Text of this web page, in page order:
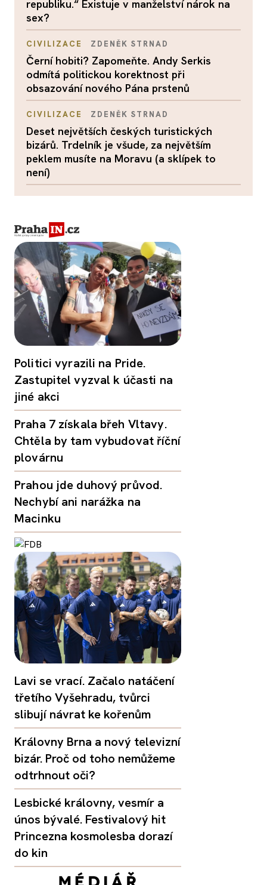
republiku.“ Existuje v manželství nárok na
sex?
CIVILIZACE ZDENĚK STRNAD
Černí hobiti? Zapomeňte. Andy Serkis
odmítá politickou korektnost při
obsazování nového Pána prstenů
CIVILIZACE ZDENĚK STRNAD
Deset největších českých turistických
bizárů. Trdelník je všude, za největším
peklem musíte na Moravu (a sklípek to
není)
Politici vyrazili na Pride.
Zastupitel vyzval k účasti na
jiné akci
Praha 7 získala břeh Vltavy.
Chtěla by tam vybudovat říční
plovárnu
Prahou jde duhový průvod.
Nechybí ani narážka na
Macinku
Lavi se vrací. Začalo natáčení
třetího Vyšehradu, tvůrci
slibují návrat ke kořenům
Královny Brna a nový televizní
bizár. Proč od toho nemůžeme
odtrhnout oči?
Lesbické královny, vesmír a
únos bývalé. Festivalový hit
Princezna kosmolesba dorazí
do kin